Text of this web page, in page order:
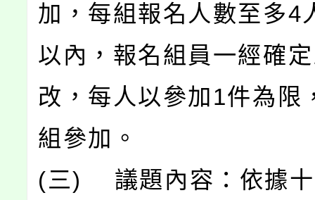
加，每組報名人數至多4
以內，報名組員一經確
改，每人以參加1件為限
組參加。
(三) 議題內容：依據十